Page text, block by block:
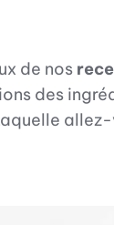
de nos
des